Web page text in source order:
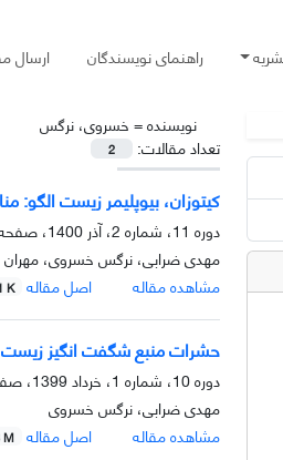
راهنمای نویسندگان ارسال
نویسنده = خسروی، نرگس
تعداد مقالات:
2
کیتوزان، بیوپلیمر زیست الگو:
دوره 11، شماره 2، آذر 1400، صفحه
مهدی ضرابی، نرگس خسروی، مهران
مشاهده مقاله
اصل مقاله K
حشرات منبع شگفت­ انگیز زیست­
دوره 10، شماره 1، خرداد 1399، صفحه
مهدی ضرابی، نرگس خسروی
مشاهده مقاله
اصل مقاله M